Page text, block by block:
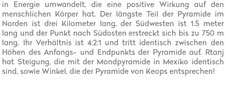
in Energie umwandelt, die eine positive Wirkung auf den
menschlichen Körper hat. Der längste Teil der Pyramide im
Norden ist drei Kilometer lang, der Südwesten ist 1.5 meter
lang und der Punkt nach Südosten erstreckt sich bis zu 750 m
lang. Ihr Verhältnis ist 4:2:1 und tritt identisch zwischen den
Höhen des Anfangs- und Endpunkts der Pyramide auf. Rtanj
hat Steigung, die mit der Mondpyramide in Mexiko identisch
sind, sowie Winkel, die der Pyramide von Keops entsprechen!